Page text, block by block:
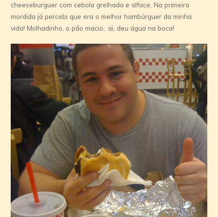
cheeseburguer com cebola grelhada e alface. Na primeira
mordida já percebi que era o melhor hambúrguer da minha
vida! Molhadinho, o pão macio.. ai, deu água na boca!